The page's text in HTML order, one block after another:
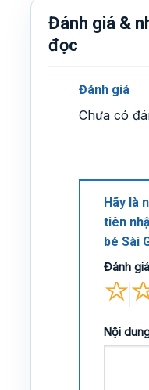
Đánh giá &
đọc
Đánh giá
Chưa có
Hãy là
tiên
bé Sài
Đánh
Nội